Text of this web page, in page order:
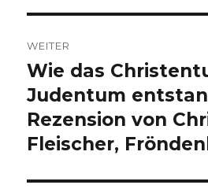
WEITER
Nächster
Beitrag:
Wie das
Judentum
Rezension von
Fleischer,